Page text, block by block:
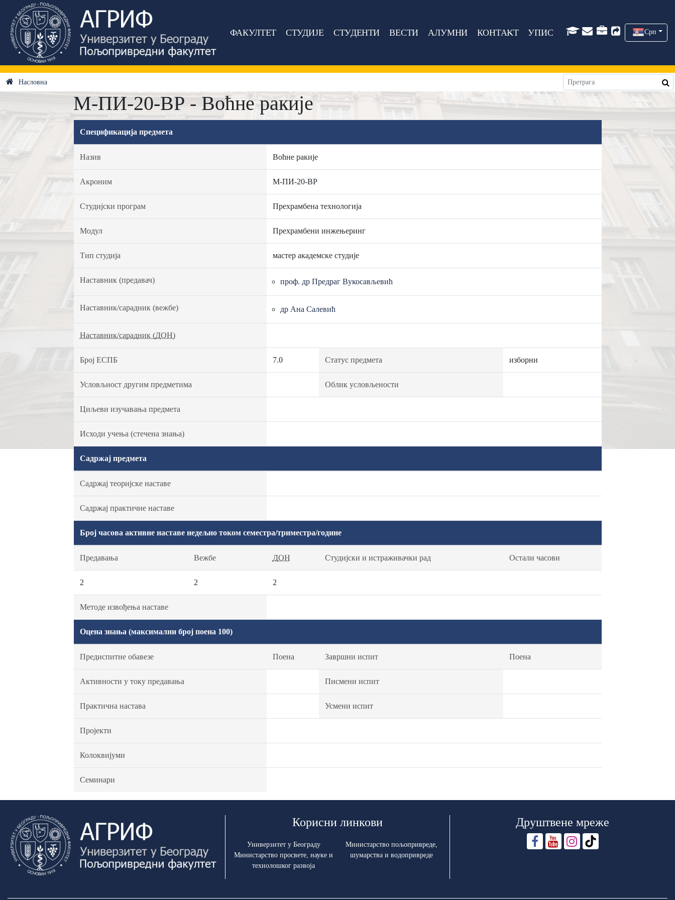
ФАКУЛТЕТ СТУДИЈЕ СТУДЕНТИ ВЕСТИ АЛУМНИ КОНТАКТ УПИС Срп
Насловна
М-ПИ-20-ВР - Воћне ракије
Спецификација предмета
Назив Воћне ракије
Акроним М-ПИ-20-ВР
Студијски програм Прехрамбена технологија
Модул Прехрамбени инжењеринг
Тип студија мастер академске студије
Наставник (предавач) проф. др Предраг Вукосављевић
Наставник/сарадник (вежбе) др Ана Салевић
Наставник/сарадник (ДОН)
Број ЕСПБ 7.0 Статус предмета изборни
Условљност другим предметима Облик условљености
Циљеви изучавања предмета
Исходи учења (стечена знања)
Садржај предмета
Садржај теоријске наставе
Садржај практичне наставе
Број часова активне наставе недељно током семестра/триместра/године
Предавања Вежбе ДОН Студијски и истраживачки рад Остали часови
2 2 2
Методе извођења наставе
Оцена знања (максимални број поена 100)
Предиспитне обавезе Поена Завршни испит Поена
Активности у току предавања Писмени испит
Практична настава Усмени испит
Пројекти
Колоквијуми
Семинари
Корисни линкови
Универзитет у Београду
Министарство просвете, науке и
технолошког развоја
Министарство пољопривреде,
шумарства и водопривреде
Друштвене мреже